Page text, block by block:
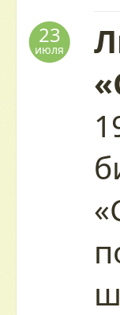
23
июля